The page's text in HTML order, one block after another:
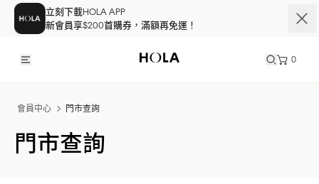
立刻下載HOLA APP
新會員享$200首購券，滿額再免運！
0
會員中心 門市查詢
門市查詢